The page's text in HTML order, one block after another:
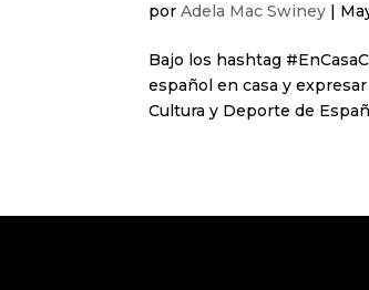
porAdela Mac Swiney |
Bajo los hashtag
español en casa y
Cultura y Deporte de